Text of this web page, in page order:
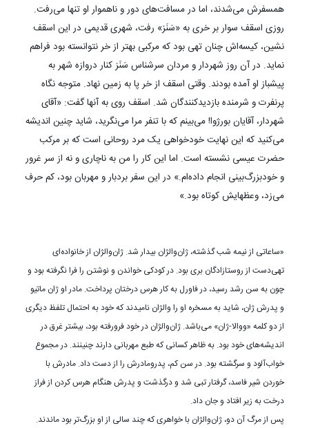
همسفرش می‌شدند، اما در مسافت‌های دور و ناهموار او تنها می‌رفت.
روزی اسقف سوار بر خری به «سَنَز» رفت، شهری قدیمی در این اسقف
نشین، کیسه‌اش چنان تهی بود که مرکبی بهتر از خر نتوانسته بود فراهم
نماید. در آن روز شهردار و مردان سرشناس سَنَز کنار دروازه شهر به
پیشباز او آمده بودند. وقتی اسقف از خر پا به زمین نهاد. متوجه نگاه
پرنفرت و شرمنده بازدیدکنندگان شد. اسقف روی به آنها گفت: «آقای
شهردار، آقایان بورژوا! می‌بینم که با تنفر مرا می‌نگرید، شاید چنین اندیشه
می‌کنید که این نهایت خودخواهی یک مرد روحانی است که بر مرکب
حضرت عیسی نشسته است. اما این کار را من به ناچاری و نه از سر غرور
و خودبزرگ‌بینی انجام داده‌ام.» در این سفر بردبار و مهربان بود، کم حرف
می‌زد، وعظهایش کوتاه بود.»
«ساعاتی از نیمه شب گذشته، ژان‌والژان بیدار شد. ژان‌والژان از خانواده‌ای
تهی‌دست از روستازادگان بری بود. در کودکی خواندن و نوشتن را فرا نگرفته بود و
چون به سن رشد رسید، در فاورل به کار هرس درختان پرداخت. مادر او ژان ماتیو
و پدرش ژان، شاید به مسخره او را والژان نامیدند که خود به احتمال تلفظ دیگری
از دو کلمه «ووالا-ژان» می‌باشد. ژان‌والژان در خود فرورفته بود، بیشتر غرق در
اندیشه‌های خود بود. به ظاهر کسانی که طبع مهربانی دارند چنینند. در مجموع
خواب‌آلود و سرگشته بود. در سن کم، پدرومادرش را از دست داد. مادرش با
خوردن شیر فاسد، گرفتار تبی شد و درگذشت و پدرش هنگام هرس کردن از فراز
درخت به زیر افتاد و جان داد.
پس از مرگ آن دو، ژان‌والژان با خواهری که چند سالی از او بزرگ‌تر بود ماندند.